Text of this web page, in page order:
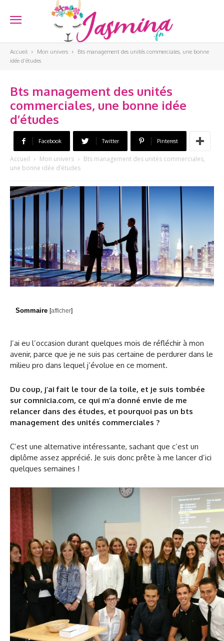
Accueil Mon univers
Bts management des unités commerciales, une bonne
idée d’études
Bts management des unités
commerciales, une bonne idée
d’études
Facebook Twitter Pinterest
Accueil Mon univers
Bts management des unités commerciales,
une bonne idée d’études
Sommaire [afficher]
J’ai eu l’occasion durant quelques mois de réfléchir à mon
avenir, parce que je ne suis pas certaine de perdurer dans le
milieu pro dans lequel j’évolue en ce moment.
Du coup, j’ai fait le tour de la toile, et je suis tombée
sur comnicia.com, ce qui m’a donné envie de me
relancer dans des études, et pourquoi pas un bts
management des unités commerciales ?
C’est une alternative intéressante, sachant que c’est un
diplôme assez apprécié. Je suis donc prête à me lancer d’ici
quelques semaines !